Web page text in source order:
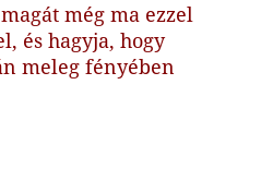
még ma ezzel
és hagyja, hogy
meleg fényében